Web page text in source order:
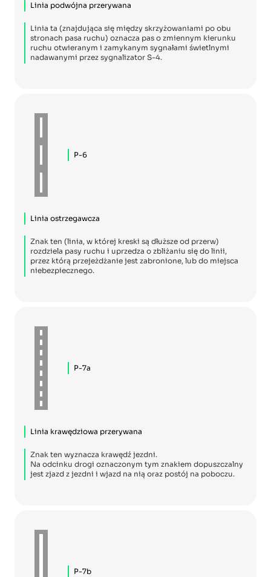
Linia podwójna przerywana
Linia ta (znajdująca się między skrzyżowaniami po obu
stronach pasa ruchu) oznacza pas o zmiennym kierunku
ruchu otwieranym i zamykanym sygnałami świetlnymi
nadawanymi przez sygnalizator S-4.
P-6
Linia ostrzegawcza
Znak ten (linia, w której kreski są dłuższe od przerw)
rozdziela pasy ruchu i uprzedza o zbliżaniu się do linii,
przez którą przejeżdżanie jest zabronione, lub do miejsca
niebezpiecznego.
P-7a
Linia krawędziowa przerywana
Znak ten wyznacza krawędź jezdni.
Na odcinku drogi oznaczonym tym znakiem dopuszczalny
jest zjazd z jezdni i wjazd na nią oraz postój na poboczu.
P-7b